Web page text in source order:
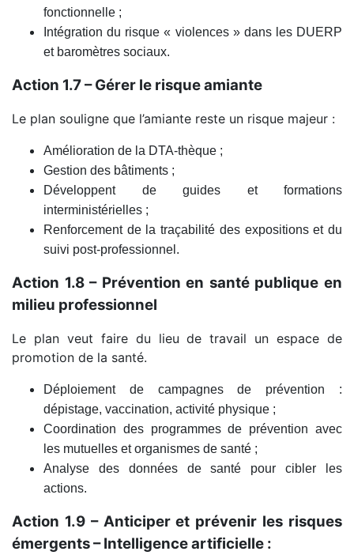
fonctionnelle ;
Intégration du risque « violences » dans les DUERP
et baromètres sociaux.
Action 1.7 – Gérer le risque amiante
Le plan souligne que l’amiante reste un risque majeur :
Amélioration de la DTA‑thèque ;
Gestion des bâtiments ;
Développent de guides et formations
interministérielles ;
Renforcement de la traçabilité des expositions et du
suivi post‑professionnel.
Action 1.8 – Prévention en santé publique en
milieu professionnel
Le plan veut faire du lieu de travail un espace de
promotion de la santé.
Déploiement de campagnes de prévention :
dépistage, vaccination, activité physique ;
Coordination des programmes de prévention avec
les mutuelles et organismes de santé ;
Analyse des données de santé pour cibler les
actions.
Action 1.9 – Anticiper et prévenir les risques
émergents – Intelligence artificielle :